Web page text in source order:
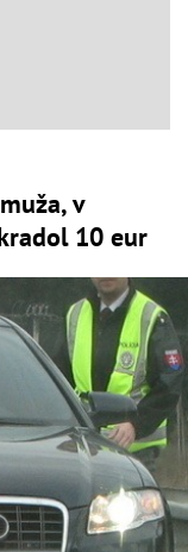
v
10 eur